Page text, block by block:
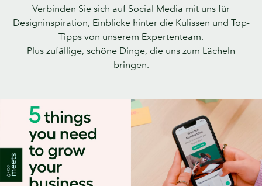
Verbinden Sie sich auf Social Media mit uns für
Designinspiration, Einblicke hinter die Kulissen und Top-
Tipps von unserem Expertenteam.
Plus zufällige, schöne Dinge, die uns zum Lächeln
bringen.